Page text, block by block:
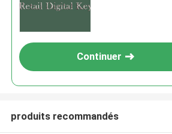
Continuer
produits recommandés